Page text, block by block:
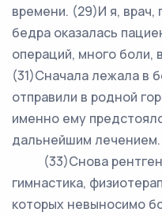
времени. (29)И я,
бедра оказалась
операций, много боли,
(31)Сначала лежала в
отправили в родной
именно ему
дальнейшим лечением.
(33)Снова
гимнастика,
которых невыносимо